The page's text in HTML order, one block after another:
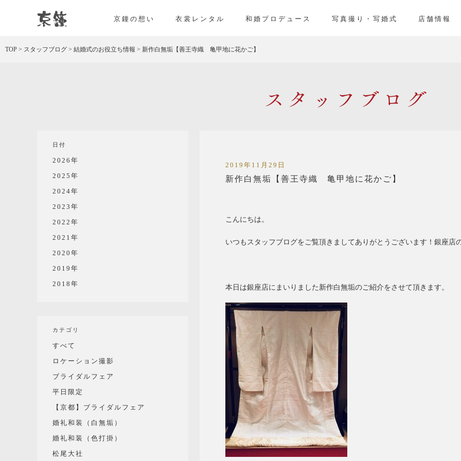
京都・東京で和装、和婚プロデュースなら「京鐘」
京鐘の想い 衣裳レンタル 和婚プロデュース 写真撮り・写婚式 店舗情報
TOP > スタッフブログ > 結婚式のお役立ち情報 > 新作白無垢【善王寺織 亀甲地に花かご】
スタッフブ
2019年11月29日
新作白無垢【善王寺織 亀甲地に花かご】
こんにちは。
いつもスタッフブログをご覧頂きましてありがとうございます！銀座店
本日は銀座店にまいりました新作白無垢のご紹介をさせて頂きます。
日付
2026年
2025年
2024年
2023年
2022年
2021年
2020年
2019年
2018年
カテゴリ
すべて
ロケーション撮影
ブライダルフェア
平日限定
【京都】ブライダルフェア
婚礼和装（白無垢）
婚礼和装（色打掛）
松尾大社